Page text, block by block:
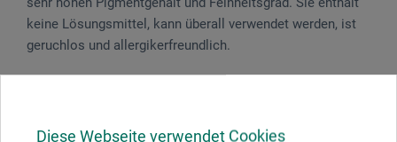
Diese Webseite verwendet Cookies
keine Lösungsmittel, kann überall verwendet werden, ist
geruchlos und allergikerfreundlich.
dunkel.